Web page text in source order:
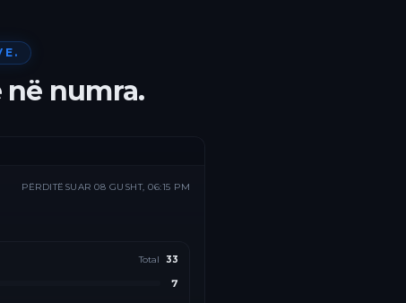
numra.
PËRDITËSUAR 08 GUSHT, 06:15 PM
Total 33
7